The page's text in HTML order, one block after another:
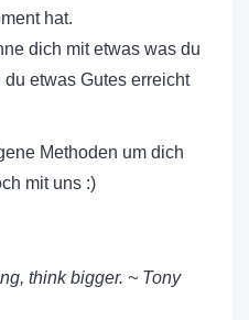
hat.
dich mit etwas was du
etwas Gutes erreicht
Methoden um dich
mit uns :)
think bigger. ~ Tony